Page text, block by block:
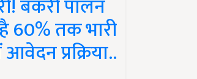
बकरी पालन
60% तक भारी
प्रक्रिया..